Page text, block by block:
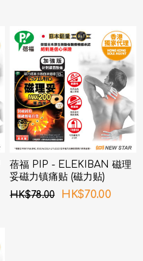
蓓福 PIP - ELEKIBAN 磁理
妥磁力镇痛贴 (磁力贴)
200MT 12粒
HK$78.00 HK$70.00